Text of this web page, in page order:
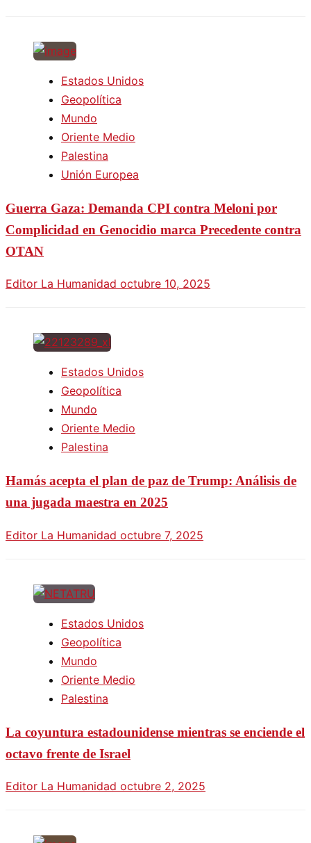
Estados Unidos
Geopolítica
Mundo
Oriente Medio
Palestina
Unión Europea
Guerra Gaza: Demanda CPI contra Meloni por
Complicidad en Genocidio marca Precedente contra
OTAN
Editor La Humanidad octubre 10, 2025
Estados Unidos
Geopolítica
Mundo
Oriente Medio
Palestina
Hamás acepta el plan de paz de Trump: Análisis de
una jugada maestra en 2025
Editor La Humanidad octubre 7, 2025
Estados Unidos
Geopolítica
Mundo
Oriente Medio
Palestina
La coyuntura estadounidense mientras se enciende el
octavo frente de Israel
Editor La Humanidad octubre 2, 2025